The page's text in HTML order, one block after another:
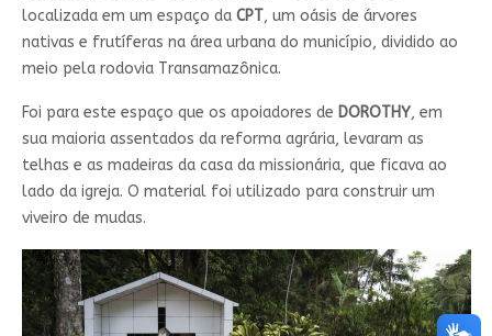
localizada em um espaço da CPT, um oásis de árvores
nativas e frutíferas na área urbana do município, dividido ao
meio pela rodovia Transamazônica.
Foi para este espaço que os apoiadores de DOROTHY, em
sua maioria assentados da reforma agrária, levaram as
telhas e as madeiras da casa da missionária, que ficava ao
lado da igreja. O material foi utilizado para construir um
viveiro de mudas.